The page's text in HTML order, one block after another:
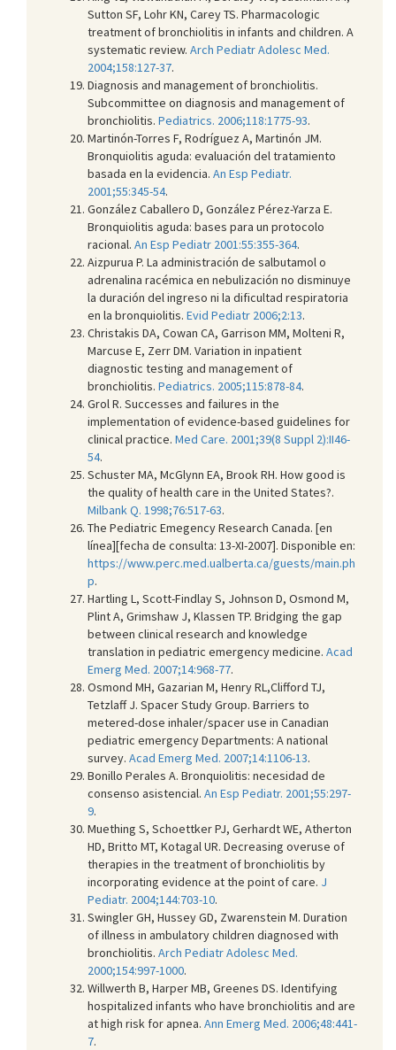
Sutton SF, Lohr KN, Carey TS. Pharmacologic
treatment of bronchiolitis in infants and children. A
systematic review. Arch Pediatr Adolesc Med.
2004;158:127-37.
Diagnosis and management of bronchiolitis.
Subcommittee on diagnosis and management of
bronchiolitis. Pediatrics. 2006;118:1775-93.
Martinón-Torres F, Rodríguez A, Martinón JM.
Bronquiolitis aguda: evaluación del tratamiento
basada en la evidencia. An Esp Pediatr.
2001;55:345-54.
González Caballero D, González Pérez-Yarza E.
Bronquiolitis aguda: bases para un protocolo
racional. An Esp Pediatr 2001:55:355-364.
Aizpurua P. La administración de salbutamol o
adrenalina racémica en nebulización no disminuye
la duración del ingreso ni la dificultad respiratoria
en la bronquiolitis. Evid Pediatr 2006;2:13.
Christakis DA, Cowan CA, Garrison MM, Molteni R,
Marcuse E, Zerr DM. Variation in inpatient
diagnostic testing and management of
bronchiolitis. Pediatrics. 2005;115:878-84.
Grol R. Successes and failures in the
implementation of evidence-based guidelines for
clinical practice. Med Care. 2001;39(8 Suppl 2):II46-
54.
Schuster MA, McGlynn EA, Brook RH. How good is
the quality of health care in the United States?.
Milbank Q. 1998;76:517-63.
The Pediatric Emegency Research Canada. [en
línea][fecha de consulta: 13-XI-2007]. Disponible en:
https://www.perc.med.ualberta.ca/guests/main.ph
p.
Hartling L, Scott-Findlay S, Johnson D, Osmond M,
Plint A, Grimshaw J, Klassen TP. Bridging the gap
between clinical research and knowledge
translation in pediatric emergency medicine. Acad
Emerg Med. 2007;14:968-77.
Osmond MH, Gazarian M, Henry RL,Clifford TJ,
Tetzlaff J. Spacer Study Group. Barriers to
metered-dose inhaler/spacer use in Canadian
pediatric emergency Departments: A national
survey. Acad Emerg Med. 2007;14:1106-13.
Bonillo Perales A. Bronquiolitis: necesidad de
consenso asistencial. An Esp Pediatr. 2001;55:297-
9.
Muething S, Schoettker PJ, Gerhardt WE, Atherton
HD, Britto MT, Kotagal UR. Decreasing overuse of
therapies in the treatment of bronchiolitis by
incorporating evidence at the point of care. J
Pediatr. 2004;144:703-10.
Swingler GH, Hussey GD, Zwarenstein M. Duration
of illness in ambulatory children diagnosed with
bronchiolitis. Arch Pediatr Adolesc Med.
2000;154:997-1000.
Willwerth B, Harper MB, Greenes DS. Identifying
hospitalized infants who have bronchiolitis and are
at high risk for apnea. Ann Emerg Med. 2006;48:441-
7.